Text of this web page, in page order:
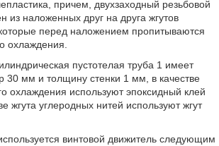
причем, двухзаходный резьбовой
из наложенных друг на друга жгутов
перед наложением пропитываются
охлаждения.
пустотелая труба 1 имеет
30 мм и толщину стенки 1 мм, в качестве
охлаждения используют эпоксидный клей
жгута углеродных нитей используют жгут
винтовой движитель следующим